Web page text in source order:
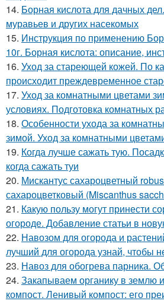
14. Борная кислота для дачных
муравьев и других насекомых
15. Инструкция по применению
10г. Борная кислота: описание,
16. Уход за стареющей кожей. По
происходит преждевременное
17. Уход за комнатными цветами
условиях. Подготовка комнатных
18. Особенности ухода за
зимой. Уход за комнатными
19. Когда лучше сажать тую.
когда сажать туи
20. Мискантус сахароцветный
сахароцветковый (Miscanthus
21. Какую пользу могут принести
огороде. Добавление статьи в
22. Навозом для огорода и
лучший для огорода узнай, чтобы
23. Навоз для обогрева парника.
24. Закапываем органику в землю
компост. Ленивый компост: его